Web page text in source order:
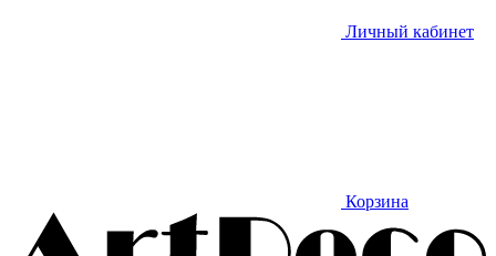
Личный кабинет
Корзина